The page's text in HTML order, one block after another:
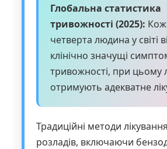
Глобальна статистика
тривожності (2025):
четверта людина у світі
клінічно значущі
тривожності, при цьому
отримують адекватне
Традиційні методи
розладів, включаючи